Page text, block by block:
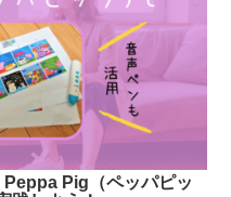
Peppa Pig（ペッパピッ